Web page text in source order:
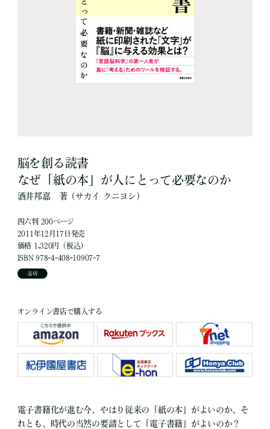
脳を創る読書
なぜ「紙の本」が人にとって必要なのか
酒井邦嘉 著（サカイ クニヨシ）
四六判 200ページ
2011年12月17日発売
価格 1,320円（税込）
ISBN 978-4-408-10907-7
品切
オンライン書店で購入する
電子書籍化が進む今、やはり従来の「紙の本」がよいのか、そ
れとも、時代の当然の要請として「電子書籍」がよいのか？